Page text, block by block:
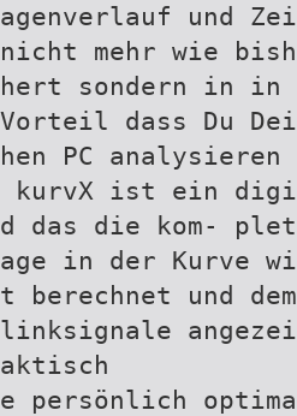
und
mehr wie
sondern in in
dass Du
PC
kurvX ist ein
das die kom-
in der Kurve
berechnet und
persönlich